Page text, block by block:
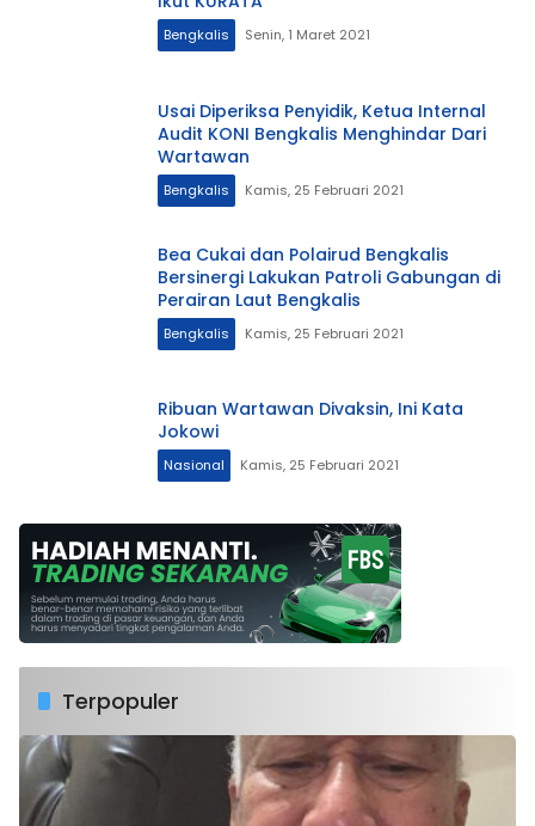
Bengkalis Senin, 1 Maret 2021
Usai Diperiksa Penyidik, Ketua Internal
Audit KONI Bengkalis Menghindar Dari
Wartawan
Bengkalis Kamis, 25 Februari 2021
Bea Cukai dan Polairud Bengkalis
Bersinergi Lakukan Patroli Gabungan di
Perairan Laut Bengkalis
Bengkalis Kamis, 25 Februari 2021
Ribuan Wartawan Divaksin, Ini Kata
Jokowi
Nasional Kamis, 25 Februari 2021
Terpopuler